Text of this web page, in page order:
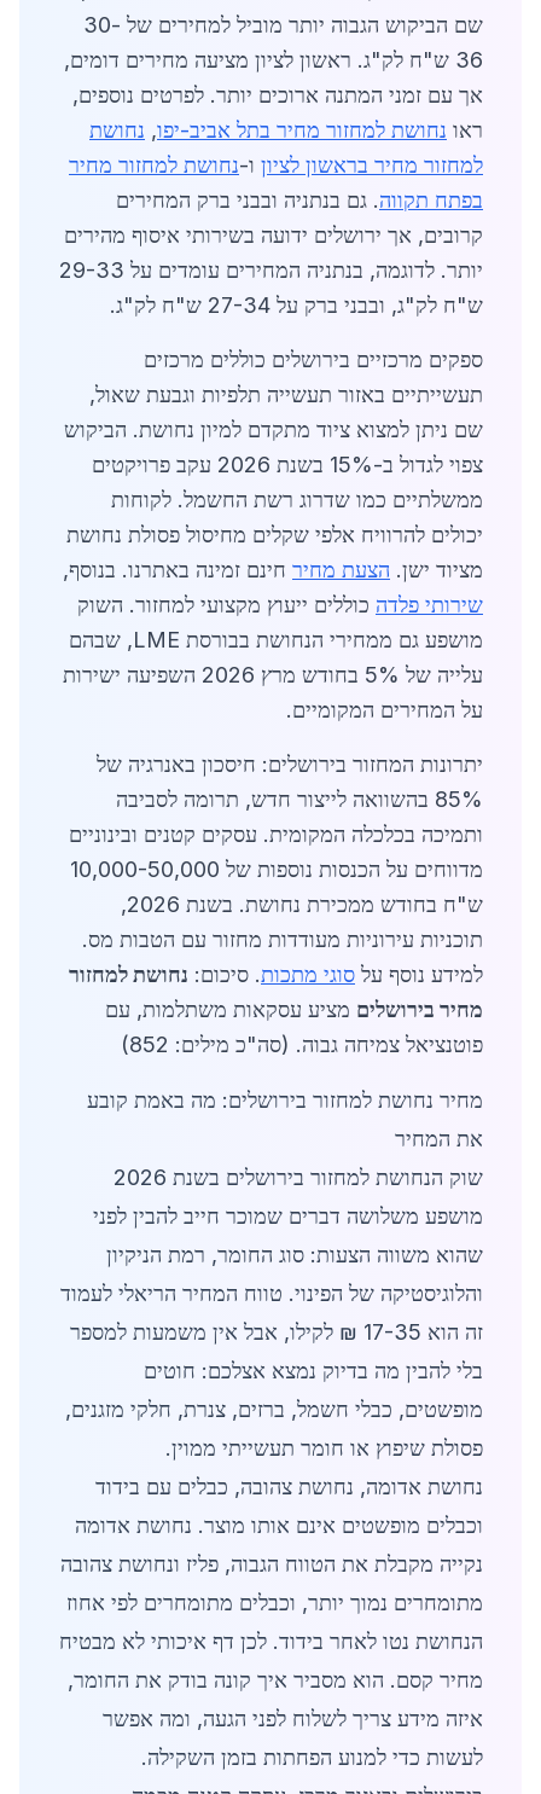
שם הביקוש הגבוה יותר מוביל למחירים של 30-
36 ש"ח לק"ג. ראשון לציון מציעה מחירים דומים,
אך עם זמני המתנה ארוכים יותר. לפרטים נוספים,
ראו נחושת למחזור מחיר בתל אביב-יפו, נחושת
למחזור מחיר בראשון לציון ו-נחושת למחזור מחיר
בפתח תקווה. גם בנתניה ובבני ברק המחירים
קרובים, אך ירושלים ידועה בשירותי איסוף מהירים
יותר. לדוגמה, בנתניה המחירים עומדים על 29-33
ש"ח לק"ג, ובבני ברק על 27-34 ש"ח לק"ג.
ספקים מרכזיים בירושלים כוללים מרכזים
תעשייתיים באזור תעשייה תלפיות וגבעת שאול,
שם ניתן למצוא ציוד מתקדם למיון נחושת. הביקוש
צפוי לגדול ב-15% בשנת 2026 עקב פרויקטים
ממשלתיים כמו שדרוג רשת החשמל. לקוחות
יכולים להרוויח אלפי שקלים מחיסול פסולת נחושת
מציוד ישן. הצעת מחיר חינם זמינה באתרנו. בנוסף,
שירותי פלדה כוללים ייעוץ מקצועי למחזור. השוק
מושפע גם ממחירי הנחושת בבורסת LME, שבהם
עלייה של 5% בחודש מרץ 2026 השפיעה ישירות
על המחירים המקומיים.
יתרונות המחזור בירושלים: חיסכון באנרגיה של
85% בהשוואה לייצור חדש, תרומה לסביבה
ותמיכה בכלכלה המקומית. עסקים קטנים ובינוניים
מדווחים על הכנסות נוספות של 10,000-50,000
ש"ח בחודש ממכירת נחושת. בשנת 2026,
תוכניות עירוניות מעודדות מחזור עם הטבות מס.
למידע נוסף על סוגי מתכות. סיכום: נחושת למחזור
מחיר בירושלים מציע עסקאות משתלמות, עם
פוטנציאל צמיחה גבוה. (סה"כ מילים: 852)
מחיר נחושת למחזור בירושלים: מה באמת קובע
את המחיר
שוק הנחושת למחזור בירושלים בשנת 2026
מושפע משלושה דברים שמוכר חייב להבין לפני
שהוא משווה הצעות: סוג החומר, רמת הניקיון
והלוגיסטיקה של הפינוי. טווח המחיר הריאלי לעמוד
זה הוא 17-35 ₪ לקילו, אבל אין משמעות למספר
בלי להבין מה בדיוק נמצא אצלכם: חוטים
מופשטים, כבלי חשמל, ברזים, צנרת, חלקי מזגנים,
פסולת שיפוץ או חומר תעשייתי ממוין.
נחושת אדומה, נחושת צהובה, כבלים עם בידוד
וכבלים מופשטים אינם אותו מוצר. נחושת אדומה
נקייה מקבלת את הטווח הגבוה, פליז ונחושת צהובה
מתומחרים נמוך יותר, וכבלים מתומחרים לפי אחוז
הנחושת נטו לאחר בידוד. לכן דף איכותי לא מבטיח
מחיר קסם. הוא מסביר איך קונה בודק את החומר,
איזה מידע צריך לשלוח לפני הגעה, ומה אפשר
לעשות כדי למנוע הפחתות בזמן השקילה.